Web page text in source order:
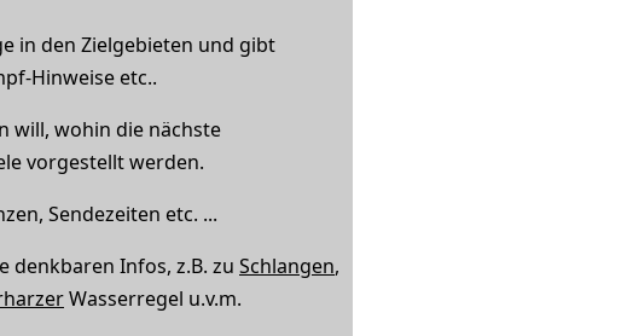
in den Zielgebieten und gibt
Hinweise etc..
will, wohin die nächste
vorgestellt werden.
Sendezeiten etc. ...
denkbaren Infos, z.B. zu Schlangen,
Wasserregel u.v.m.